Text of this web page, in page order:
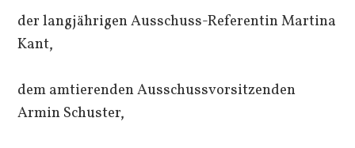
der langjährigen Ausschuss-Referentin Martina
Kant,
dem amtierenden Ausschussvorsitzenden
Armin Schuster,